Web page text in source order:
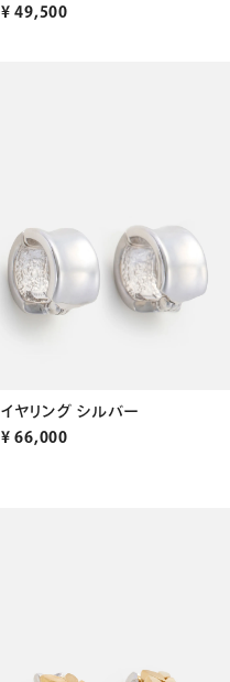
¥ 49,500
イヤリング シルバー
¥ 66,000